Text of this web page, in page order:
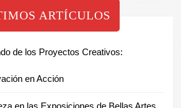
ARTÍCULOS
de los Proyectos Creativos:
en Acción
en las Exposiciones de Bellas Artes